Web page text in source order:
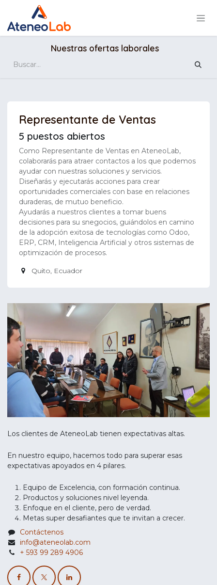
Ir al contenido
Nuestras ofertas laborales
Representante de Ventas
5 puestos abiertos
Como Representante de Ventas en AteneoLab,
colaborarás para atraer contactos a los que podemos
ayudar con nuestras soluciones y servicios.
Diseñarás y ejecutarás acciones para crear
oportunidades comerciales con base en relaciones
duraderas, de mutuo beneficio.
Ayudarás a nuestros clientes a tomar buens
decisiones para su snegocios, guiándolos en camino
de la adopción exitosa de tecnologías como Odoo,
ERP, CRM, Inteligencia Artificial y otros sistemas de
optimización de procesos.
Quito, Ecuador
Los clientes de AteneoLab tienen expectativas altas.
En nuestro equipo, hacemos todo para superar esas
expectativas apoyados en 4 pilares.
Equipo de Excelencia, con formación continua.
Productos y soluciones nivel leyenda.
Enfoque en el cliente, pero de verdad.
Metas super desafiantes que te invitan a crecer.
Contáctenos
info@ateneolab.com
+ 593 99 289 4906